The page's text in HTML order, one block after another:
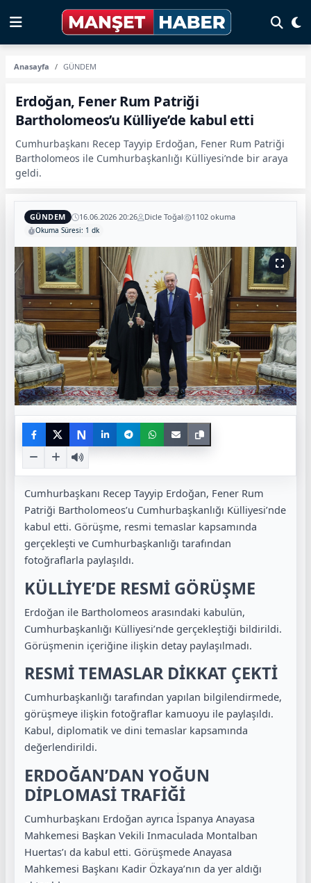
Anasayfa GÜNDEM
Erdoğan, Fener Rum Patriği
Bartholomeos’u Külliye’de kabul etti
Cumhurbaşkanı Recep Tayyip Erdoğan, Fener Rum Patriği
Bartholomeos ile Cumhurbaşkanlığı Külliyesi’nde bir araya
geldi.
GÜNDEM 16.06.2026 20:26 Dicle Toğal 1102 okuma
Okuma Süresi: 1 dk
N
Cumhurbaşkanı Recep Tayyip Erdoğan, Fener Rum
Patriği Bartholomeos’u Cumhurbaşkanlığı Külliyesi’nde
kabul etti. Görüşme, resmi temaslar kapsamında
gerçekleşti ve Cumhurbaşkanlığı tarafından
fotoğraflarla paylaşıldı.
KÜLLİYE’DE RESMİ GÖRÜŞME
Erdoğan ile Bartholomeos arasındaki kabulün,
Cumhurbaşkanlığı Külliyesi’nde gerçekleştiği bildirildi.
Görüşmenin içeriğine ilişkin detay paylaşılmadı.
RESMİ TEMASLAR DİKKAT ÇEKTİ
Cumhurbaşkanlığı tarafından yapılan bilgilendirmede,
görüşmeye ilişkin fotoğraflar kamuoyu ile paylaşıldı.
Kabul, diplomatik ve dini temaslar kapsamında
değerlendirildi.
ERDOĞAN’DAN YOĞUN
DİPLOMASİ TRAFİĞİ
Cumhurbaşkanı Erdoğan ayrıca İspanya Anayasa
Mahkemesi Başkan Vekili Inmaculada Montalban
Huertas’ı da kabul etti. Görüşmede Anayasa
Mahkemesi Başkanı Kadir Özkaya’nın da yer aldığı